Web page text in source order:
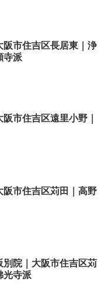
阪市住吉区長居東｜浄
寺派
市住吉区遠里小野｜
阪市住吉区苅田｜高野
別院｜大阪市住吉区苅
光寺派